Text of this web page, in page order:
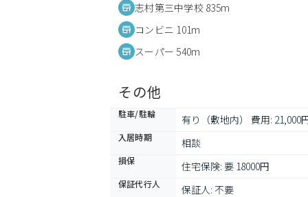
志村第三中学校 835m
コンビニ 101m
スーパー 540m
その他
駐車/駐輪 有り（敷地内） 費用: 21,000
入居時期 相談
損保 住宅保険: 要 18000円
保証代行人 保証人: 不要